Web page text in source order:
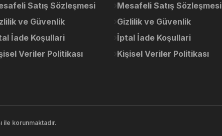
Satış Sözleşmesi
ve Güvenlik
İade Koşullari
Veriler Politikası
Mesafeli Satış Sözleşmesi
Gizlilik ve Güvenlik
İptal İade Koşullari
Kişisel Veriler Politikası
ile korunmaktadır.